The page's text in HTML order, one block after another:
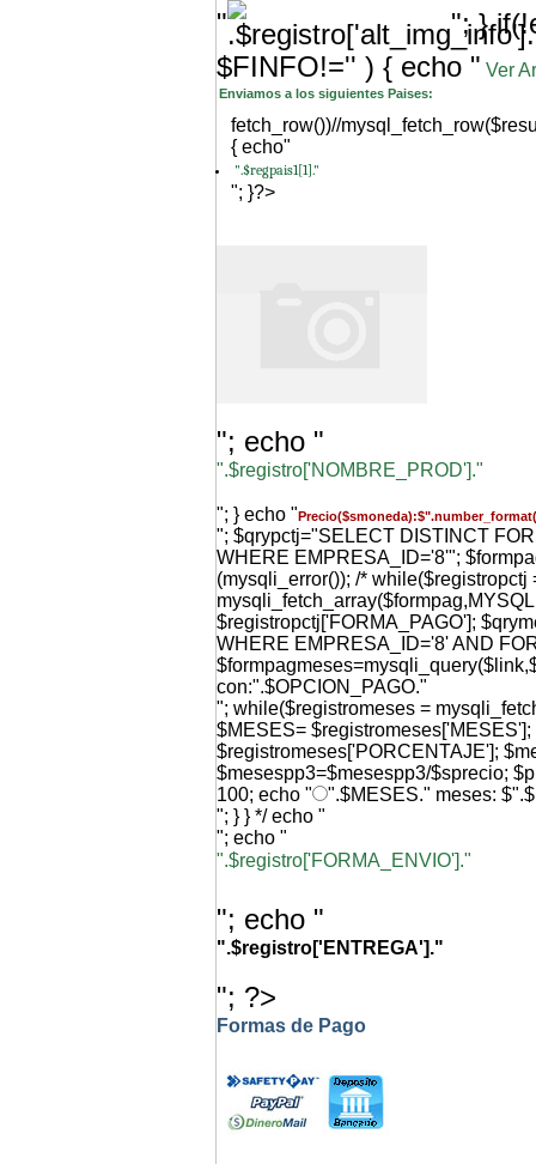
"
"; }
$FINFO!='' ) { echo " Ver
Enviamos a los siguientes Paises:
fetch_row())//
{ echo"
".$regpais1[1]."
"; }?>
"; echo "
".$registro['NOMBRE_PROD']."
"; } echo "
"; $qrypctj="SELECT DISTINCT
WHERE EMPRESA_ID='8'";
(mysqli_error()); /* while($registropctj
$registropctj['FORMA_PAGO'];
WHERE EMPRESA_ID='8' AND
con:".$OPCION_PAGO."
"; while($registromeses =
$MESES=
$registromeses['PORCENTAJE'];
$mesespp3=$mesespp3/$sprecio;
100; echo "
".$MESES." meses:
"; } } */ echo "
"; echo "
".$registro['FORMA_ENVIO']."
"; echo "
".$registro['ENTREGA']."
"; ?>
Formas de Pago